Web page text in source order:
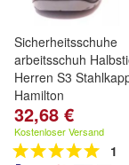
Sicherheitsschuhe
arbeitsschuh
Herren S3
Hamilton
32,68 €
Kostenloser Versand
1